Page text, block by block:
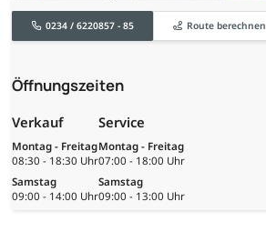
0234 / 6220857 - 85 Route berechnen
Öffnungszeiten
Verkauf
Montag - Freitag
08:30 - 18:30 Uhr
Samstag
09:00 - 14:00 Uhr
Service
Montag - Freitag
07:00 - 18:00 Uhr
Samstag
09:00 - 13:00 Uhr